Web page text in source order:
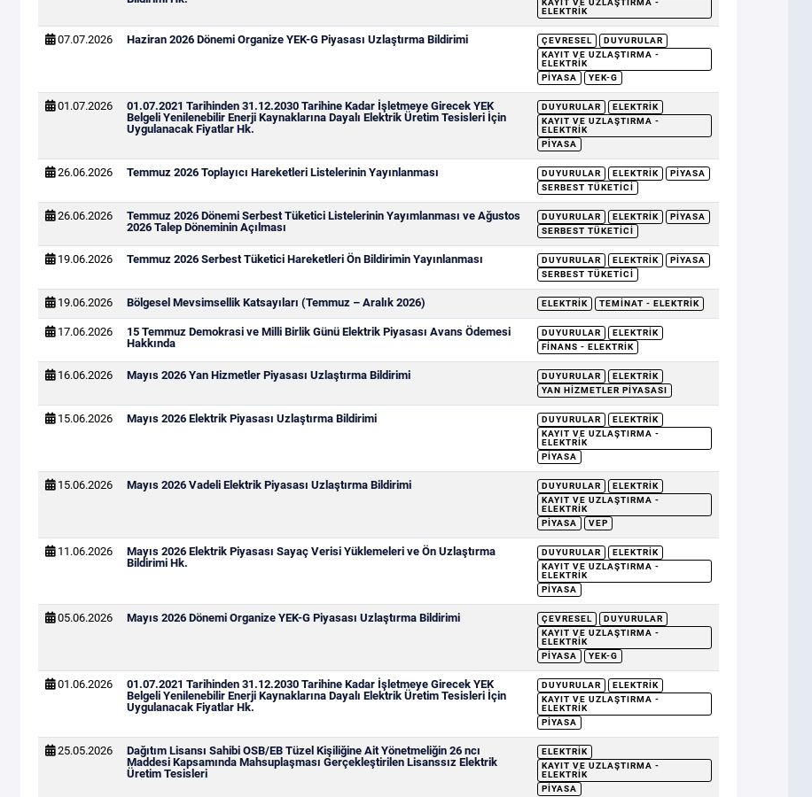
KAYIT VE UZLAŞTIRMA -
ELEKTRIK
07.07.2026 Haziran 2026 Dönemi Organize YEK-G Piyasası Uzlaştırma Bildirimi ÇEVRESEL
DUYURULAR
KAYIT VE UZLAŞTIRMA -
ELEKTRIK
PIYASA
YEK-G
01.07.2026
01.07.2021 Tarihinden 31.12.2030 Tarihine Kadar İşletmeye Girecek YEK
Belgeli Yenilenebilir Enerji Kaynaklarına Dayalı Elektrik Üretim Tesisleri İçin
Uygulanacak Fiyatlar Hk.
DUYURULAR
ELEKTRIK
KAYIT VE UZLAŞTIRMA -
ELEKTRIK
PIYASA
26.06.2026 Temmuz 2026 Toplayıcı Hareketleri Listelerinin Yayınlanması DUYURULAR ELEKTRIK
PIYASA
SERBEST TÜKETICI
26.06.2026
Temmuz 2026 Dönemi Serbest Tüketici Listelerinin Yayımlanması ve Ağustos
2026 Talep Döneminin Açılması
DUYURULAR ELEKTRIK
PIYASA
SERBEST TÜKETICI
19.06.2026 Temmuz 2026 Serbest Tüketici Hareketleri Ön Bildirimin Yayınlanması DUYURULAR ELEKTRIK
PIYASA
SERBEST TÜKETICI
19.06.2026 Bölgesel Mevsimsellik Katsayıları (Temmuz – Aralık 2026) ELEKTRIK TEMINAT - ELEKTRIK
17.06.2026
15 Temmuz Demokrasi ve Milli Birlik Günü Elektrik Piyasası Avans Ödemesi
Hakkında
DUYURULAR
ELEKTRIK
FINANS - ELEKTRIK
16.06.2026 Mayıs 2026 Yan Hizmetler Piyasası Uzlaştırma Bildirimi DUYURULAR
ELEKTRIK
YAN HIZMETLER PIYASASI
15.06.2026 Mayıs 2026 Elektrik Piyasası Uzlaştırma Bildirimi DUYURULAR
ELEKTRIK
KAYIT VE UZLAŞTIRMA -
ELEKTRIK
PIYASA
15.06.2026 Mayıs 2026 Vadeli Elektrik Piyasası Uzlaştırma Bildirimi DUYURULAR
ELEKTRIK
KAYIT VE UZLAŞTIRMA -
ELEKTRIK
PIYASA
VEP
11.06.2026
Mayıs 2026 Elektrik Piyasası Sayaç Verisi Yüklemeleri ve Ön Uzlaştırma
Bildirimi Hk.
DUYURULAR
ELEKTRIK
KAYIT VE UZLAŞTIRMA -
ELEKTRIK
PIYASA
05.06.2026 Mayıs 2026 Dönemi Organize YEK-G Piyasası Uzlaştırma Bildirimi ÇEVRESEL
DUYURULAR
KAYIT VE UZLAŞTIRMA -
ELEKTRIK
PIYASA
YEK-G
01.06.2026
01.07.2021 Tarihinden 31.12.2030 Tarihine Kadar İşletmeye Girecek YEK
Belgeli Yenilenebilir Enerji Kaynaklarına Dayalı Elektrik Üretim Tesisleri İçin
Uygulanacak Fiyatlar Hk.
DUYURULAR
ELEKTRIK
KAYIT VE UZLAŞTIRMA -
ELEKTRIK
PIYASA
25.05.2026
Dağıtım Lisansı Sahibi OSB/EB Tüzel Kişiliğine Ait Yönetmeliğin 26 ncı
Maddesi Kapsamında Mahsuplaşması Gerçekleştirilen Lisanssız Elektrik
Üretim Tesisleri
ELEKTRIK
KAYIT VE UZLAŞTIRMA -
ELEKTRIK
PIYASA